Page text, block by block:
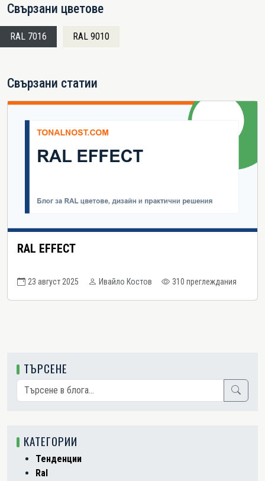
Свързани цветове
RAL 7016 RAL 9010
Свързани статии
RAL EFFECT
23 август 2025 Ивайло Костов 310 преглеждания
ТЪРСЕНЕ
КАТЕГОРИИ
Тенденции
Ral